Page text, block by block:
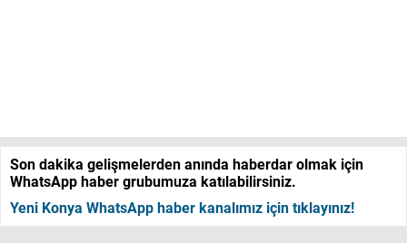
Son dakika gelişmelerden anında haberdar olmak için
WhatsApp haber grubumuza katılabilirsiniz.
Yeni Konya WhatsApp haber kanalımız için tıklayınız!